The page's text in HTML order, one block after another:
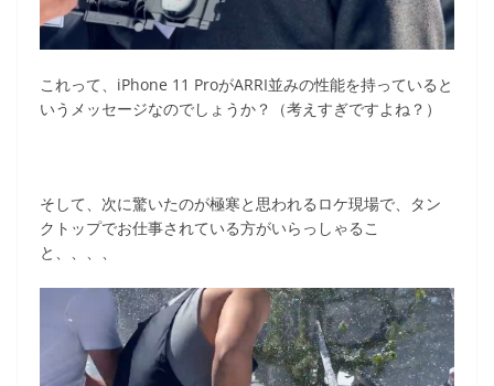
これって、iPhone 11 ProがARRI並みの性能を持っていると
いうメッセージなのでしょうか？（考えすぎですよね？）
そして、次に驚いたのが極寒と思われるロケ現場で、タン
クトップでお仕事されている方がいらっしゃるこ
と、、、、